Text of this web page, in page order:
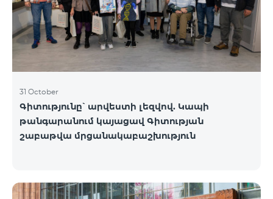
000 ֏ | ամսական սկսած՝ 3 320 ֏ Նոութբուքերը
հասանելի են Team վաճառքի և սպասա
31 October
Գիտությունը՝ արվեստի լեզվով. Կապի
թանգարանում կայացավ Գիտության
շաբաթվա մրցանակաբաշխություն